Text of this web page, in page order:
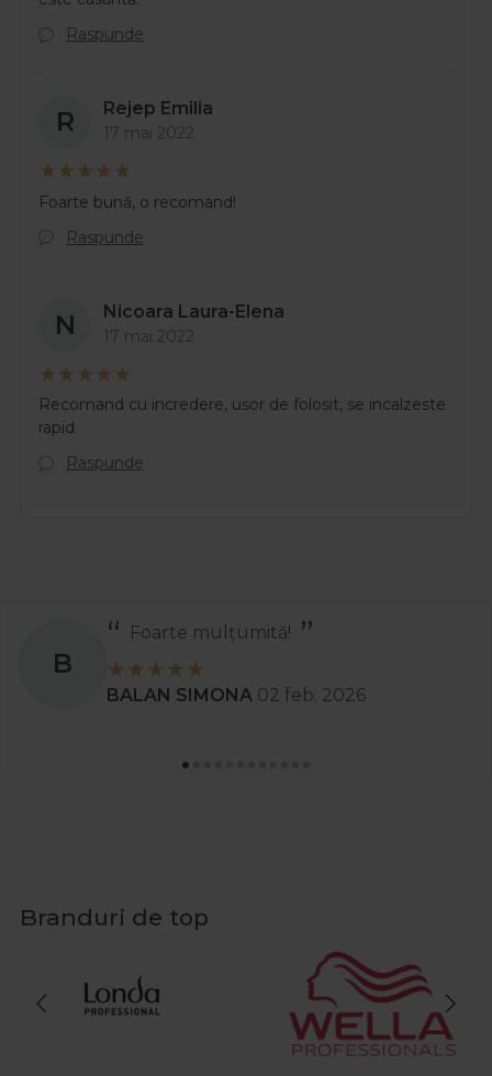
Raspunde
R Rejep Emilia
17 mai 2022
Foarte bună, o recomand!
Raspunde
N Nicoara Laura-Elena
17 mai 2022
Recomand cu incredere, usor de folosit, se incalzeste
rapid
Raspunde
S
Recomand
Stanciu Aura Andreea
Branduri de top